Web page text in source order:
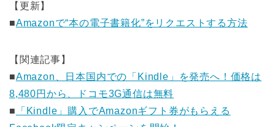
【更新】
■Amazonで“本の電子書籍化”をリクエストする方法
【関連記事】
■Amazon、日本国内での「Kindle」を発売へ！価格は
8,480円から、ドコモ3G通信は無料
■
「Kindle」購入でAmazonギフト券がもらえる